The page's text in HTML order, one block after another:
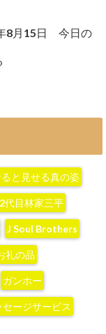
8月15日 今日の
と見せる真の姿
2代目林家三平
J Soul Brothers
礼の品
ガンホー
ージサービス